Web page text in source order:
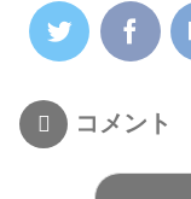
コメント